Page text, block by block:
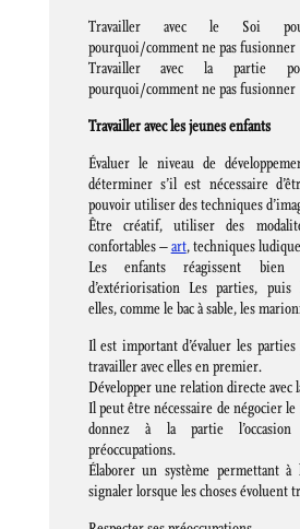
Travailler avec le Soi
pourquoi/comment ne pas fusionner
Travailler avec la partie
pourquoi/comment ne pas fusionner
Travailler avec les jeunes enfants
Évaluer le niveau de
déterminer s’il est nécessaire
pouvoir utiliser des techniques
Être créatif, utiliser des
confortables –art, techniques
Les enfants réagissent bien
d’extériorisation Les parties, puis
elles, comme le bac à sable, les
Il est important d’évaluer les
travailler avec elles en premier.
Développer une relation directe avec
Il peut être nécessaire de négocier
donnez à la partie l’occasion
préoccupations.
Élaborer un système permettant
signaler lorsque les choses évoluent